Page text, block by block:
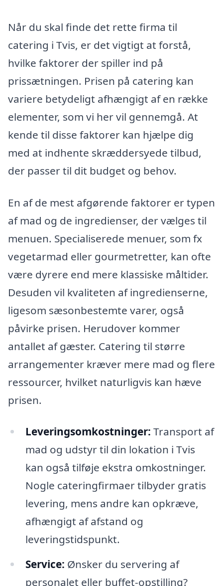
Når du skal finde det rette firma til
catering i Tvis, er det vigtigt at forstå,
hvilke faktorer der spiller ind på
prissætningen. Prisen på catering kan
variere betydeligt afhængigt af en række
elementer, som vi her vil gennemgå. At
kende til disse faktorer kan hjælpe dig
med at indhente skræddersyede tilbud,
der passer til dit budget og behov.
En af de mest afgørende faktorer er typen
af mad og de ingredienser, der vælges til
menuen. Specialiserede menuer, som fx
vegetarmad eller gourmetretter, kan ofte
være dyrere end mere klassiske måltider.
Desuden vil kvaliteten af ingredienserne,
ligesom sæsonbestemte varer, også
påvirke prisen. Herudover kommer
antallet af gæster. Catering til større
arrangementer kræver mere mad og flere
ressourcer, hvilket naturligvis kan hæve
prisen.
Leveringsomkostninger: Transport af
mad og udstyr til din lokation i Tvis
kan også tilføje ekstra omkostninger.
Nogle cateringfirmaer tilbyder gratis
levering, mens andre kan opkræve,
afhængigt af afstand og
leveringstidspunkt.
Service: Ønsker du servering af
personalet eller buffet-opstilling?